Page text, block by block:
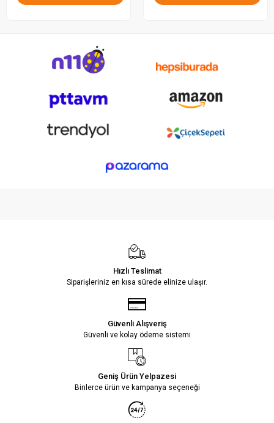
Hızlı Teslimat
Siparişleriniz en kısa sürede elinize ulaşır.
Güvenli Alışveriş
Güvenli ve kolay ödeme sistemi
Geniş Ürün Yelpazesi
Binlerce ürün ve kampanya seçeneği